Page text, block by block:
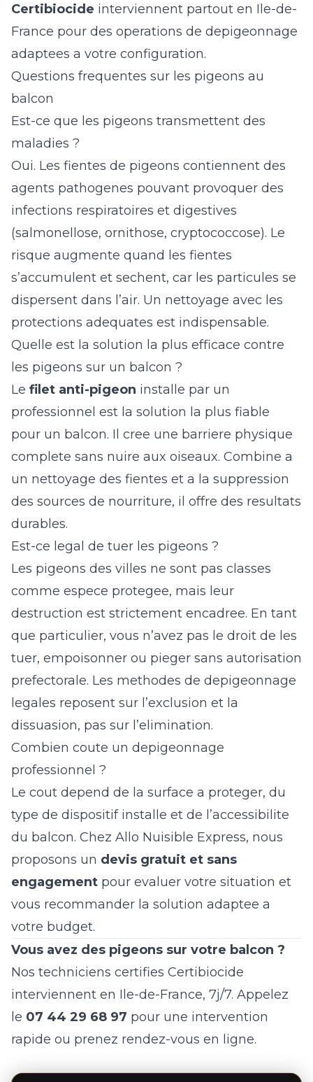
Certibiocide interviennent partout en Ile-de-
France pour des operations de depigeonnage
adaptees a votre configuration.
Questions frequentes sur les pigeons au
balcon
Est-ce que les pigeons transmettent des
maladies ?
Oui. Les fientes de pigeons contiennent des
agents pathogenes pouvant provoquer des
infections respiratoires et digestives
(salmonellose, ornithose, cryptococcose). Le
risque augmente quand les fientes
s’accumulent et sechent, car les particules se
dispersent dans l’air. Un nettoyage avec les
protections adequates est indispensable.
Quelle est la solution la plus efficace contre
les pigeons sur un balcon ?
Le filet anti-pigeon installe par un
professionnel est la solution la plus fiable
pour un balcon. Il cree une barriere physique
complete sans nuire aux oiseaux. Combine a
un nettoyage des fientes et a la suppression
des sources de nourriture, il offre des resultats
durables.
Est-ce legal de tuer les pigeons ?
Les pigeons des villes ne sont pas classes
comme espece protegee, mais leur
destruction est strictement encadree. En tant
que particulier, vous n’avez pas le droit de les
tuer, empoisonner ou pieger sans autorisation
prefectorale. Les methodes de depigeonnage
legales reposent sur l’exclusion et la
dissuasion, pas sur l’elimination.
Combien coute un depigeonnage
professionnel ?
Le cout depend de la surface a proteger, du
type de dispositif installe et de l’accessibilite
du balcon. Chez Allo Nuisible Express, nous
proposons un devis gratuit et sans
engagement pour evaluer votre situation et
vous recommander la solution adaptee a
votre budget.
Vous avez des pigeons sur votre balcon ?
Nos techniciens certifies Certibiocide
interviennent en Ile-de-France, 7j/7. Appelez
le 07 44 29 68 97 pour une intervention
rapide ou prenez rendez-vous en ligne.